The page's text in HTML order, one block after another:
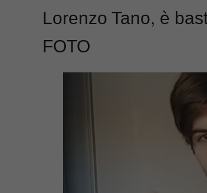
Lorenzo Tano, è
FOTO